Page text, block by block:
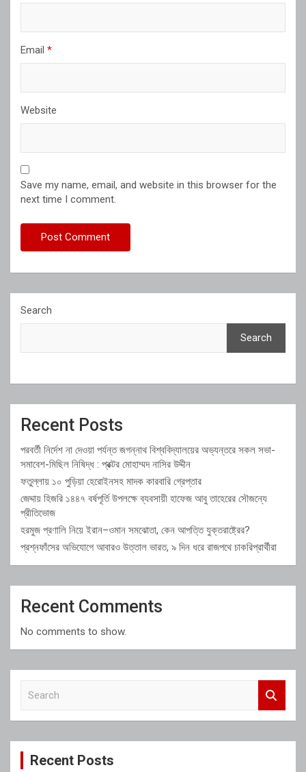
Email *
Website
Save my name, email, and website in this browser for the
next time I comment.
Search
Search
Recent Posts
পরবর্তী নির্দেশ না দেওয়া পর্যন্ত জগন্নাথ বিশ্ববিদ্যালয়ের অভ্যন্তরে সকল সভা-
সমাবেশ-মিছিল নিষিদ্ধ : প্রক্টর মোহাম্মদ নাসির উদ্দীন
ফতুল্লায় ১০ পুড়িয়া হেরোইনসহ মাদক কারবারি গ্রেপ্তার
জেদ্দায় হিজরি ১৪৪৭ বর্ষপূর্তি উপলক্ষে ব্যবসায়ী হাফেজ আবু তাহেরের সৌজন্যে
প্রীতিভোজ
হরমুজ প্রণালি নিয়ে ইরান–ওমান সমঝোতা, কেন আপত্তি যুক্তরাষ্ট্রের?
প্রশ্নফাঁসের অভিযোগে আবারও উত্তাল ভারত, ৯ দিন ধরে রাজপথে চাকরিপ্রার্থীরা
Recent Comments
No comments to show.
c
Recent Posts